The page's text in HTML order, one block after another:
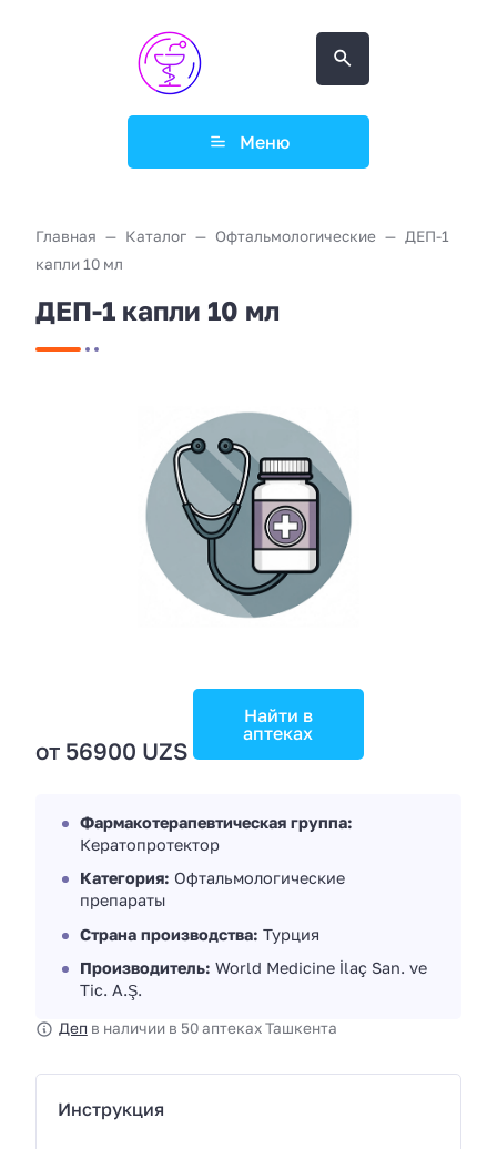
Меню
Главная Каталог Офтальмологические
ДЕП-1
капли 10 мл
ДЕП-1 капли 10 мл
от 56900 UZS
Найти в
аптеках
Фармакотерапевтическая группа:
Кератопротектор
Категория: Офтальмологические
препараты
Страна производства: Турция
Производитель: World Medicine İlaç San. ve
Tic. A.Ş.
Деп в наличии в 50 аптеках Ташкента
Инструкция